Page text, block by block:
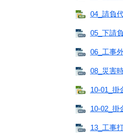
04_請負
05_下請
06_工事
08_災害
10-01_掛
10-02_掛
13_工事